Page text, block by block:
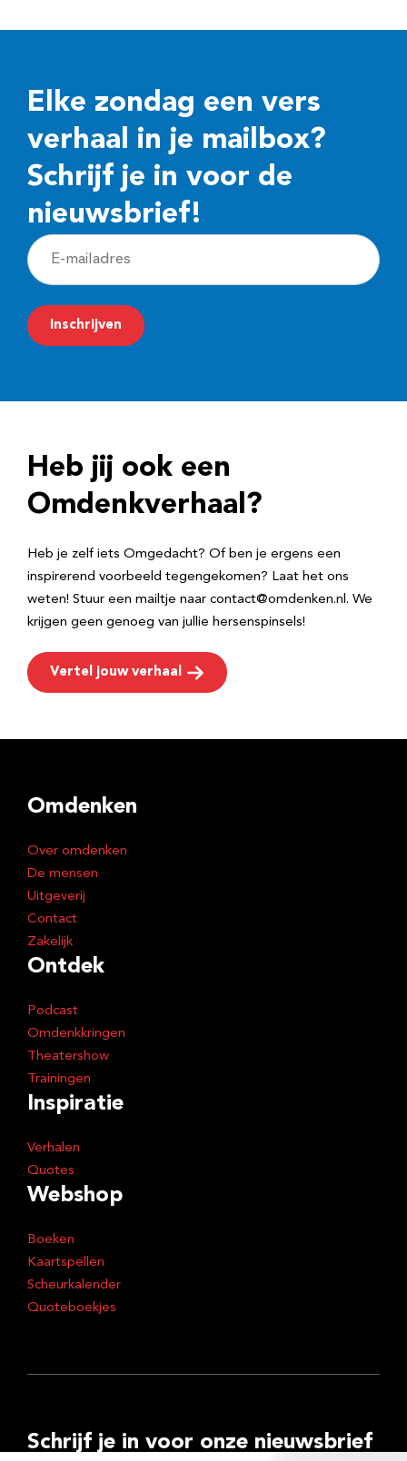
Elke zondag een vers
verhaal in je mailbox?
Schrijf je in voor de
nieuwsbrief!
E
-
m
a
r
e
Inschrijven
Heb jij ook een
Omdenkverhaal?
Heb je zelf iets Omgedacht? Of ben je ergens een
inspirerend voorbeeld tegengekomen? Laat het ons
weten! Stuur een mailtje naar contact@omdenken.nl. We
krijgen geen genoeg van jullie hersenspinsels!
Vertel jouw verhaal
Omdenken
Over omdenken
De mensen
Uitgeverij
Contact
Zakelijk
Ontdek
Podcast
Omdenkkringen
Theatershow
Trainingen
Inspiratie
Verhalen
Quotes
Webshop
Boeken
Kaartspellen
Scheurkalender
Quoteboekjes
Schrijf je in voor onze nieuwsbrief